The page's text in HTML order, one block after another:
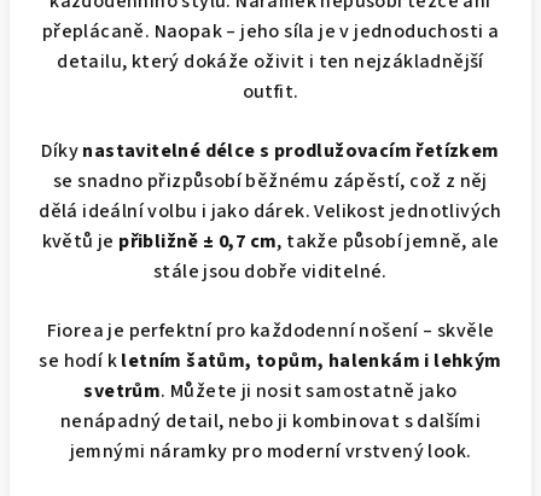
přeplácaně. Naopak – jeho síla je v jednoduchosti a
detailu, který dokáže oživit i ten nejzákladnější
outfit.
Díkynastavitelné délce s prodlužovacím řetízkem
se snadno přizpůsobí běžnému zápěstí, což z něj
dělá ideální volbu i jako dárek. Velikost jednotlivých
květů je přibližně ± 0,7 cm, takže působí jemně, ale
stále jsou dobře viditelné.
Fiorea je perfektní pro každodenní nošení – skvěle
se hodí kletním šatům, topům, halenkám i lehkým
svetrům. Můžete ji nosit samostatně jako
nenápadný detail, nebo ji kombinovat s dalšími
jemnými náramky pro moderní vrstvený look.